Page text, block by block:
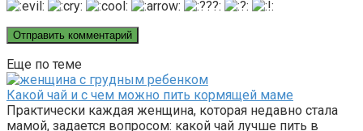
Еще по теме
Какой чай и с чем можно пить кормящей маме
Практически каждая женщина, которая недавно стала
мамой, задается вопросом: какой чай лучше пить в